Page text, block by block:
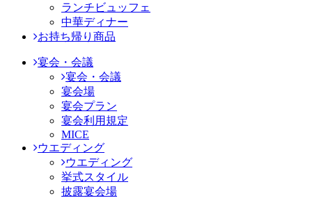
ランチビュッフェ
中華ディナー
お持ち帰り商品
宴会・会議
宴会・会議
宴会場
宴会プラン
宴会利用規定
MICE
ウエディング
ウエディング
挙式スタイル
披露宴会場